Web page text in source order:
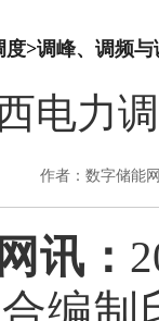
度>调峰、调频与
西电力
作者：数字储能
讯：